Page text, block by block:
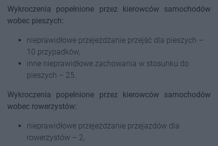
Wykroczenia popełnione przez kierowców samochodów
wobec pieszych:
nieprawidłowe przejeżdżanie przejść dla pieszych –
10 przypadków,
inne nieprawidłowe zachowania w stosunku do
pieszych – 25.
Wykroczenia popełnione przez kierowców samochodów
wobec rowerzystów:
nieprawidłowe przejeżdżanie przejazdów dla
rowerzystów – 2,